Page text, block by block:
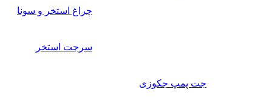
چراغ استخر و سونا
سرجت استخر
جت پمپ جکوزی